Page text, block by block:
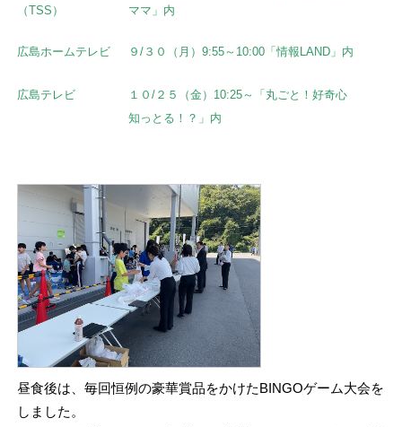
（TSS）
ママ」内
広島ホームテレビ ９/３０（月）9:55～10:00「情報LAND」内
広島テレビ
１０/２５（金）10:25～「丸ごと！好奇心
知っとる！？」内
昼食後は、毎回恒例の豪華賞品をかけたBINGOゲーム大会を
しました。